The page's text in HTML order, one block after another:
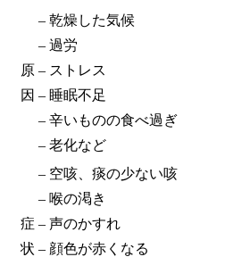
原
因
– 乾燥した気候
– 過労
– ストレス
– 睡眠不足
– 辛いものの食べ過ぎ
– 老化など
症
状
– 空咳、痰の少ない咳
– 喉の渇き
– 声のかすれ
– 顔色が赤くなる